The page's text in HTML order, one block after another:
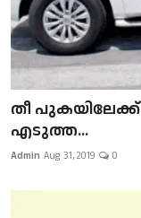
​​​​​​​തീ പുകയിലേക്ക്
എടുത്ത...
Admin Aug 31, 2019 0